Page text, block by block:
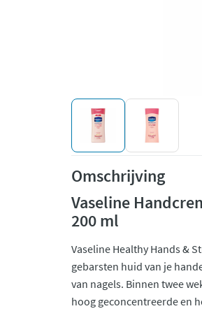
Omschrijving
Vaseline
200 ml
Vaseline Healthy Hands &
gebarsten huid van je
van nagels. Binnen twee
hoog geconcentreerde en